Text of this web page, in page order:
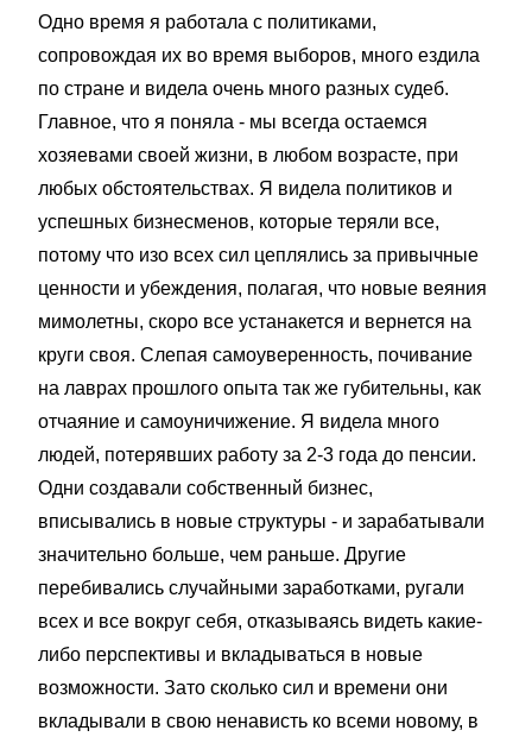
Одно время я работала с политиками,
сопровождая их во время выборов, много ездила
по стране и видела очень много разных судеб.
Главное, что я поняла - мы всегда остаемся
хозяевами своей жизни, в любом возрасте, при
любых обстоятельствах. Я видела политиков и
успешных бизнесменов, которые теряли все,
потому что изо всех сил цеплялись за привычные
ценности и убеждения, полагая, что новые веяния
мимолетны, скоро все устанакется и вернется на
круги своя. Слепая самоуверенность, почивание
на лаврах прошлого опыта так же губительны, как
отчаяние и самоуничижение. Я видела много
людей, потерявших работу за 2-3 года до пенсии.
Одни создавали собственный бизнес,
вписывались в новые структуры - и зарабатывали
значительно больше, чем раньше. Другие
перебивались случайными заработками, ругали
всех и все вокруг себя, отказываясь видеть какие-
либо перспективы и вкладываться в новые
возможности. Зато сколько сил и времени они
вкладывали в свою ненависть ко всеми новому, в